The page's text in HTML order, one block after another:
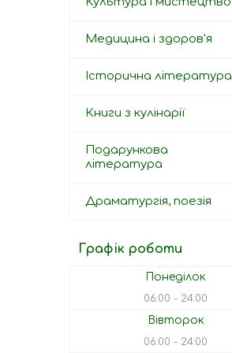
Медицина і здоров'я
Історична література
Книги з кулінарії
Подарункова
література
Драматургія, поезія
Графік роботи
Понеділок
06:00 24:00
Вівторок
06:00 24:00